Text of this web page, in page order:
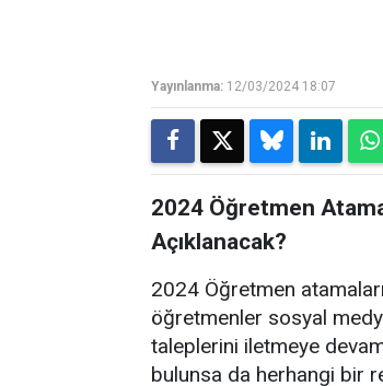
Yayınlanma: 12/03/2024 18:07
2024 Öğretmen
Açıklanacak?
2024 Öğretmen
öğretmenler sosyal
taleplerini iletmeye
bulunsa da herhangi bir